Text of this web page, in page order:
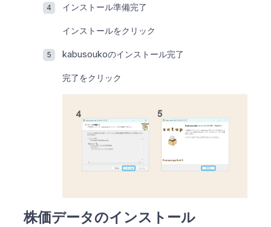
インストール準備完了
インストールをクリック
kabusoukoのインストール完了
完了をクリック
株価データのインストール